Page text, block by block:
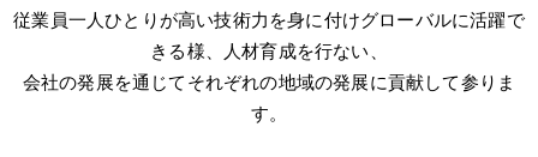
従業員一人ひとりが高い技術力を身に付けグローバルに活躍で
きる様、人材育成を行ない、
会社の発展を通じてそれぞれの地域の発展に貢献して参りま
す。